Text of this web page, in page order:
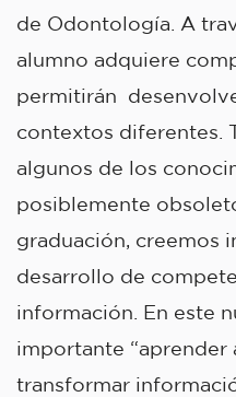
de Odontología. A
alumno adquiere
permitirán
contextos diferentes.
algunos de los
posiblemente
graduación, creemos
desarrollo de
información. En este
importante “aprender
transformar